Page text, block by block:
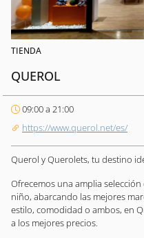
TIENDA
QUEROL
09:00 a 21:00
https://www.querol.net/es/
Querol y Querolets, tu destino
Ofrecemos una amplia
niño, abarcando las mejores
estilo, comodidad o ambos, en
a los mejores precios.